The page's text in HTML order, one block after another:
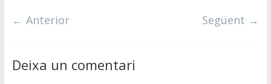
← Anterior Següent →
Deixa un comentari